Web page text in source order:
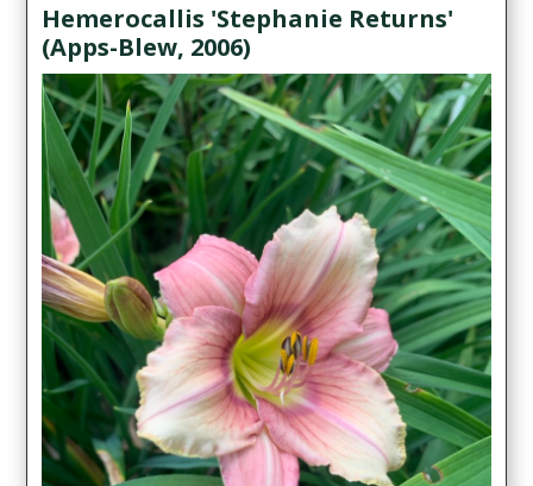
Hemerocallis 'Stephanie Returns'
(Apps-Blew, 2006)